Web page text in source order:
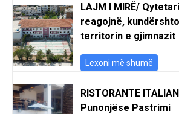
LAJM I MIRË/
reagojnë,
territorin e gjimnazit
Lexoni më shumë
RISTORANTE
Punonjëse Pastrimi